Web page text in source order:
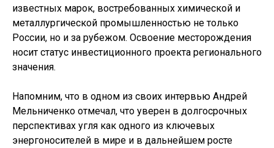
известных марок, востребованных химической и
металлургической промышленностью не только
России, но и за рубежом. Освоение месторождения
носит статус инвестиционного проекта регионального
значения.
Напомним, что в одном из своих интервью Андрей
Мельниченко отмечал, что уверен в долгосрочных
перспективах угля как одного из ключевых
энергоносителей в мире и в дальнейшем росте